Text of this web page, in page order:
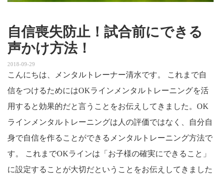
自信喪失防止！試合前にできる
声かけ方法！
2018-09-29
こんにちは、メンタルトレーナー清水です。 これまで自
信をつけるためにはOKラインメンタルトレーニングを活
用すると効果的だと言うことをお伝えしてきました。OK
ラインメンタルトレーニングは人の評価ではなく、自分自
身で自信を作ることができるメンタルトレーニング方法で
す。 これまでOKラインは「お子様の確実にできること」
に設定することが大切だということをお伝えしてきました